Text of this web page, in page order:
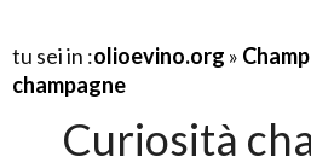
tu sei in :olioevino.org »
champagne
Curiosità